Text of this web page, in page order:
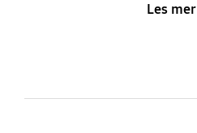
Les mer